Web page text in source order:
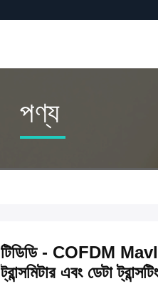
পণ্য
টিডিডি - COFDM
ট্রান্সমিটার এবং ডেটা